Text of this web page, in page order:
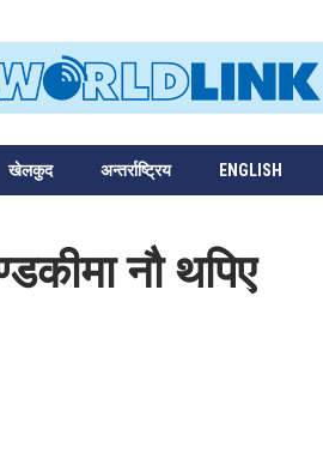
खेलकुद अन्तर्राष्ट्रिय ENGLISH
नौ थपिए